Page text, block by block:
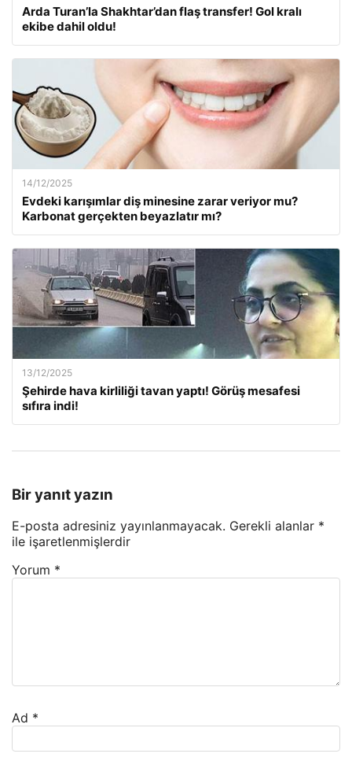
Arda Turan’la Shakhtar’dan flaş transfer! Gol kralı
ekibe dahil oldu!
14/12/2025
Evdeki karışımlar diş minesine zarar veriyor mu?
Karbonat gerçekten beyazlatır mı?
13/12/2025
Şehirde hava kirliliği tavan yaptı! Görüş mesafesi
sıfıra indi!
Bir yanıt yazın
E-posta adresiniz yayınlanmayacak. Gerekli alanlar *
ile işaretlenmişlerdir
Yorum *
Ad *